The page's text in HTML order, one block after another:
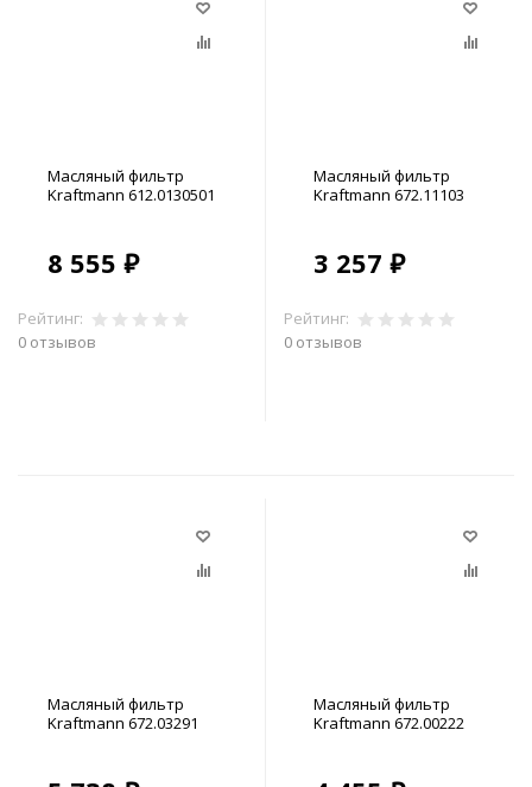
Масляный фильтр
Kraftmann 612.0130501
8 555 ₽
Рейтинг:
0 отзывов
Масляный фильтр
Kraftmann 672.11103
3 257 ₽
Рейтинг:
0 отзывов
Масляный фильтр
Kraftmann 672.03291
Масляный фильтр
Kraftmann 672.00222